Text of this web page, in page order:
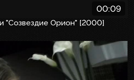
00:09
"Созвездие Орион" [2000]